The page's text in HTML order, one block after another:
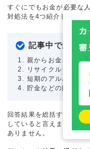
すぐにでもお金が必要な
対処法を4つ紹介していき
記事中で紹介し
親からお金を借りる
リサイクルショッ
短期のアルバイト
貯金などの財産を
回答結果を総括すると、
していると言えます。と
ありません。